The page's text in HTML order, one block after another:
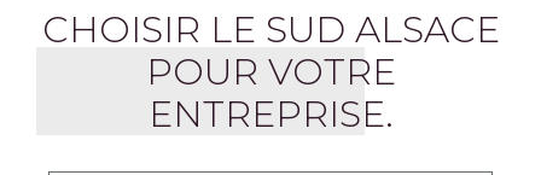
CHOISIR LE SUD ALSACE
POUR VOTRE
ENTREPRISE.